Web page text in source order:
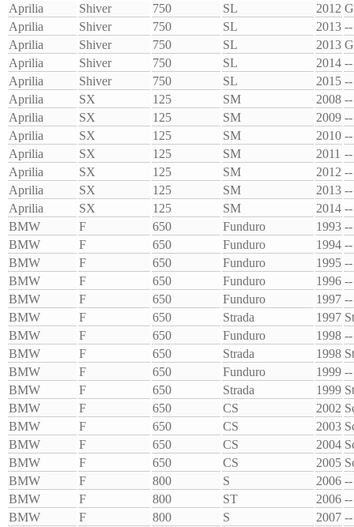
Aprilia
Shiver 750 SL 2012
Aprilia
Shiver 750 SL 2013 --
Aprilia
Shiver 750 SL 2013
Aprilia
Shiver 750 SL 2014 --
Aprilia
Shiver 750 SL 2015 --
Aprilia
SX 125 SM 2008 --
Aprilia
SX 125 SM 2009 --
Aprilia
SX 125 SM 2010 --
Aprilia
SX 125 SM 2011 --
Aprilia
SX 125 SM 2012 --
Aprilia
SX 125 SM 2013 --
Aprilia
SX 125 SM 2014 --
BMW
F 650 Funduro 1993 --
BMW
F 650 Funduro 1994 --
BMW
F 650 Funduro 1995 --
BMW
F 650 Funduro 1996 --
BMW
F 650 Funduro 1997 --
BMW
F 650 Strada 1997
BMW
F 650 Funduro 1998 --
BMW
F 650 Strada 1998
BMW
F 650 Funduro 1999 --
BMW
F 650 Strada 1999
BMW
F 650 CS 2002
BMW
F 650 CS 2003
BMW
F 650 CS 2004
BMW
F 650 CS 2005
BMW
F 800 S 2006 --
BMW
F 800 ST 2006 --
BMW
F 800 S 2007 --